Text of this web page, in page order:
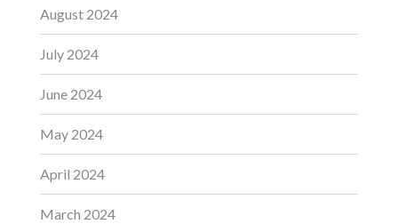
August 2024
July 2024
June 2024
May 2024
April 2024
March 2024